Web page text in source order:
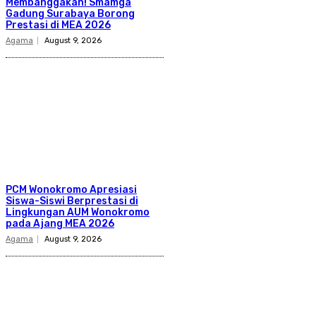
Membanggakan! Smamga
Gadung Surabaya Borong
Prestasi di MEA 2026
Agama August 9, 2026
PCM Wonokromo Apresiasi
Siswa-Siswi Berprestasi di
Lingkungan AUM Wonokromo
pada Ajang MEA 2026
Agama August 9, 2026